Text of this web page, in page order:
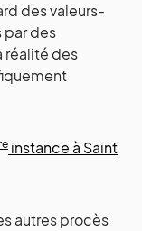
des valeurs-
par des
réalité des
instance à Saint
autres procès